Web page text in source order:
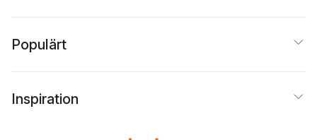
Populärt
Inspiration